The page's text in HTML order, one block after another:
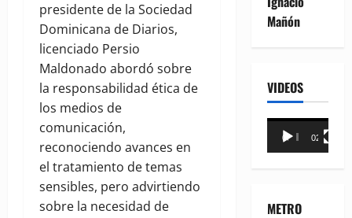
presidente de la Sociedad
Dominicana de Diarios,
licenciado Persio
Maldonado abordó sobre
la responsabilidad ética de
los medios de
comunicación,
reconociendo avances en
el tratamiento de temas
sensibles, pero advirtiendo
sobre la necesidad de
Mañón
VIDEOS
Reproductor
00:00 02:18
METRO